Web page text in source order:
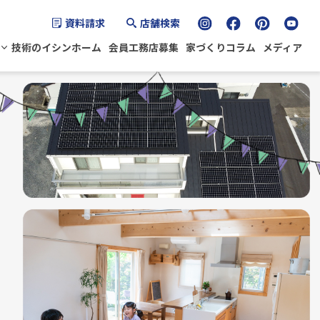
資料請求
店舗検索
技術のイシンホーム 会員工務店募集 家づくりコラム メディア